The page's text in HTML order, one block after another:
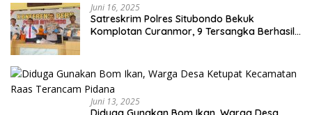
Juni 16, 2025
Satreskrim Polres Situbondo Bekuk
Komplotan Curanmor, 9 Tersangka Berhasil
Juni 13, 2025